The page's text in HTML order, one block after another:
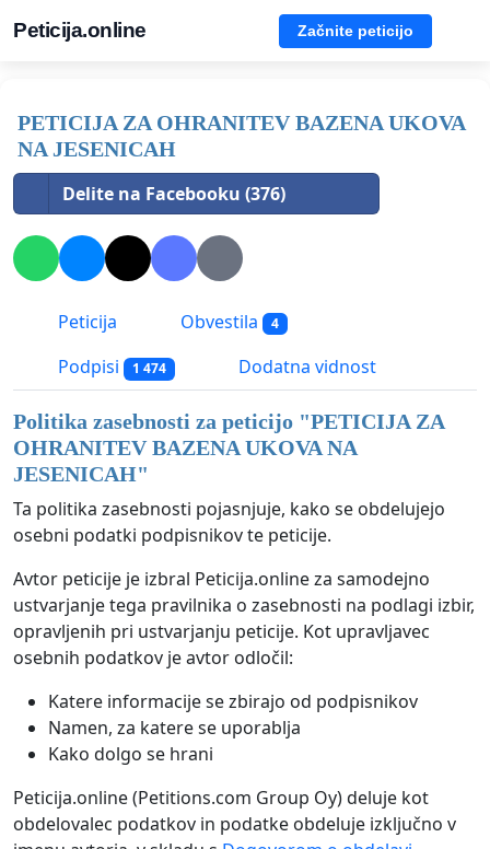
Peticija.online Začnite peticijo
PETICIJA ZA OHRANITEV BAZENA UKOVA
NA JESENICAH
Delite na Facebooku (376)
Peticija Obvestila 4
Podpisi 1 474 Dodatna vidnost
Politika zasebnosti za peticijo "PETICIJA ZA
OHRANITEV BAZENA UKOVA NA
JESENICAH"
Ta politika zasebnosti pojasnjuje, kako se obdelujejo
osebni podatki podpisnikov te peticije.
Avtor peticije je izbral Peticija.online za samodejno
ustvarjanje tega pravilnika o zasebnosti na podlagi izbir,
opravljenih pri ustvarjanju peticije. Kot upravljavec
osebnih podatkov je avtor odločil:
Katere informacije se zbirajo od podpisnikov
Namen, za katere se uporablja
Kako dolgo se hrani
Peticija.online (Petitions.com Group Oy) deluje kot
obdelovalec podatkov in podatke obdeluje izključno v